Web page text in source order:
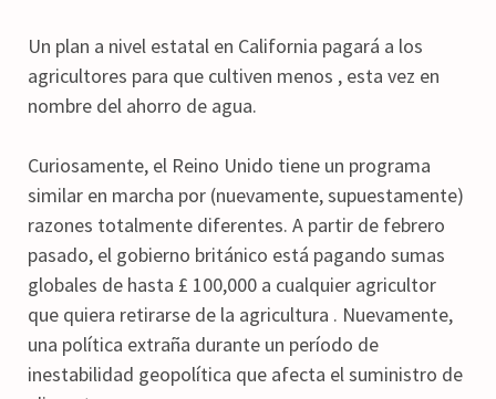
Un plan a nivel estatal en California pagará a los
agricultores para que cultiven menos , esta vez en
nombre del ahorro de agua.
Curiosamente, el Reino Unido tiene un programa
similar en marcha por (nuevamente, supuestamente)
razones totalmente diferentes. A partir de febrero
pasado, el gobierno británico está pagando sumas
globales de hasta £ 100,000 a cualquier agricultor
que quiera retirarse de la agricultura . Nuevamente,
una política extraña durante un período de
inestabilidad geopolítica que afecta el suministro de